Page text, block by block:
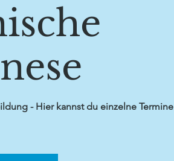
- Hier kannst du einzelne Termine